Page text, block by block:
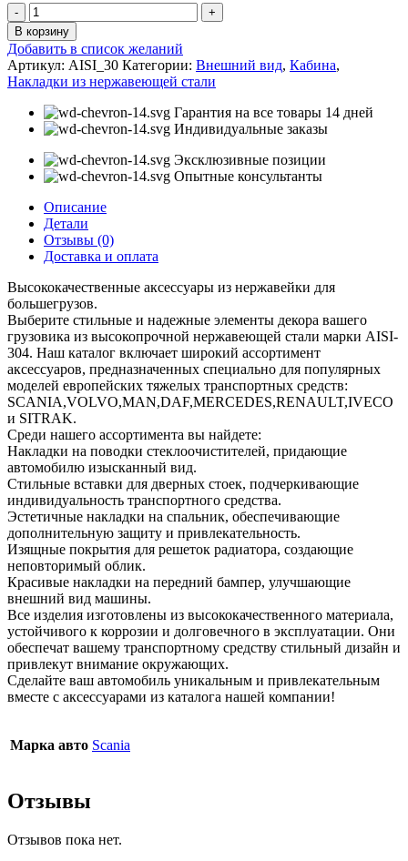
Количество
товара
Грифоны
на
бампер
SCANIA
5-
series
В корзину
Добавить в список желаний
Артикул: AISI_30 Категории: Внешний вид, Кабина,
Накладки из нержавеющей стали
Гарантия на все товары 14 дней
Индивидуальные заказы
Эксклюзивные позиции
Опытные консультанты
Описание
Детали
Отзывы (0)
Доставка и оплата
Высококачественные аксессуары из нержавейки для
большегрузов.
Выберите стильные и надежные элементы декора вашего
грузовика из высокопрочной нержавеющей стали марки AISI-
304. Наш каталог включает широкий ассортимент
аксессуаров, предназначенных специально для популярных
моделей европейских тяжелых транспортных средств:
SCANIA,VOLVO,MAN,DAF,MERCEDES,RENAULT,IVECO
и SITRAK.
Среди нашего ассортимента вы найдете:
Накладки на поводки стеклоочистителей, придающие
автомобилю изысканный вид.
Стильные вставки для дверных стоек, подчеркивающие
индивидуальность транспортного средства.
Эстетичные накладки на спальник, обеспечивающие
дополнительную защиту и привлекательность.
Изящные покрытия для решеток радиатора, создающие
неповторимый облик.
Красивые накладки на передний бампер, улучшающие
внешний вид машины.
Все изделия изготовлены из высококачественного материала,
устойчивого к коррозии и долговечного в эксплуатации. Они
обеспечат вашему транспортному средству стильный дизайн и
привлекут внимание окружающих.
Сделайте ваш автомобиль уникальным и привлекательным
вместе с аксессуарами из каталога нашей компании!
Марка авто Scania
Отзывы
Отзывов пока нет.